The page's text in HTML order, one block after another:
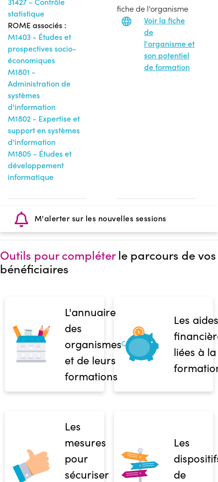
statistique
ROME associés :
M1403 - Études et
prospectives socio-
économiques
M1801 -
Administration de
systèmes
d'information
M1802 - Expertise et
support en systèmes
d'information
M1805 - Études et
développement
informatique
fiche de l'organisme
Voir la fiche
de
l'organisme et
son potentiel
de formation
M'alerter sur les nouvelles sessions
Outils pour compléterle parcours de vos
bénéficiaires
L'annuaire
des
organismes
et de leurs
formations
Les aides
liées à la
Les
mesures
pour
sécuriser
Les
de